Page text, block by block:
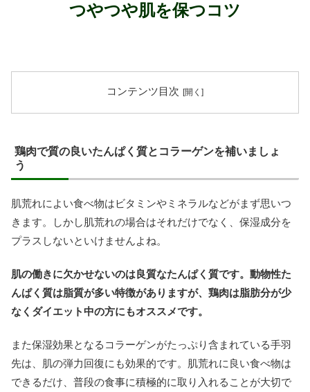
つやつや肌を保つコツ
コンテンツ目次
鶏肉で質の良いたんぱく質とコラーゲンを補いましょ
う
肌荒れによい食べ物はビタミンやミネラルなどがまず思いつ
きます。しかし肌荒れの場合はそれだけでなく、保湿成分を
プラスしないといけませんよね。
肌の働きに欠かせないのは良質なたんぱく質です。動物性た
んぱく質は脂質が多い特徴がありますが、鶏肉は脂肪分が少
なくダイエット中の方にもオススメです。
また保湿効果となるコラーゲンがたっぷり含まれている手羽
先は、肌の弾力回復にも効果的です。肌荒れに良い食べ物は
できるだけ、普段の食事に積極的に取り入れることが大切で